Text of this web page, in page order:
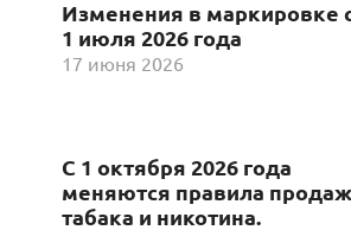
Изменения в маркировке
1 июля 2026 года
17 июня 2026
С 1 октября 2026 года
меняются правила
табака и никотина.